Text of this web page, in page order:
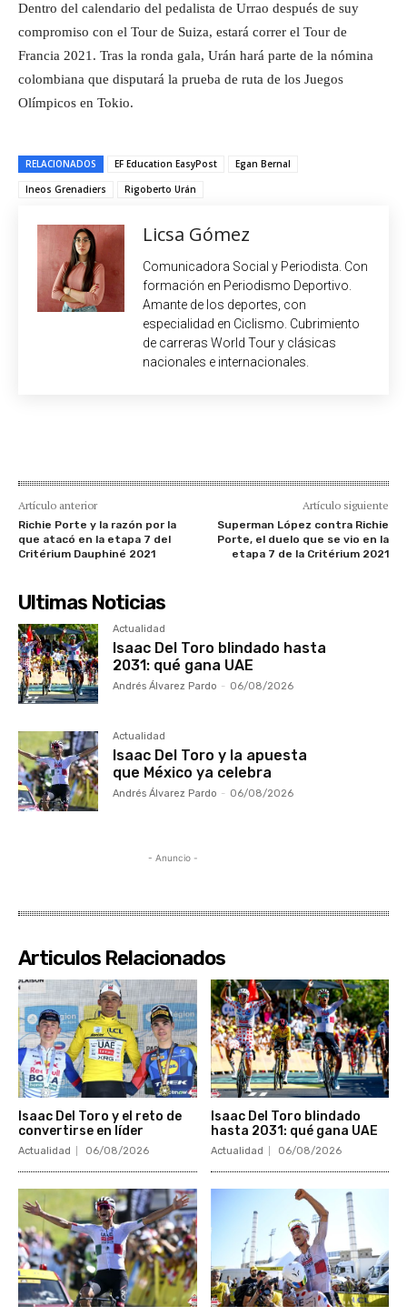
Dentro del calendario del pedalista de Urrao después de suy
compromiso con el Tour de Suiza, estará correr el Tour de
Francia 2021. Tras la ronda gala, Urán hará parte de la nómina
colombiana que disputará la prueba de ruta de los Juegos
Olímpicos en Tokio.
RELACIONADOS EF Education EasyPost
Egan Bernal
Ineos Grenadiers
Rigoberto Urán
Licsa Gómez
Comunicadora Social y Periodista. Con
formación en Periodismo Deportivo.
Amante de los deportes, con
especialidad en Ciclismo. Cubrimiento
de carreras World Tour y clásicas
nacionales e internacionales.
Artículo anterior
Richie Porte y la razón por la
que atacó en la etapa 7 del
Critérium Dauphiné 2021
Artículo siguiente
Superman López contra Richie
Porte, el duelo que se vio en la
etapa 7 de la Critérium 2021
Ultimas Noticias
Actualidad
Isaac Del Toro blindado hasta
2031: qué gana UAE
Andrés Álvarez Pardo - 06/08/2026
Actualidad
Isaac Del Toro y la apuesta
que México ya celebra
Andrés Álvarez Pardo - 06/08/2026
- Anuncio -
Articulos Relacionados
Isaac Del Toro y el reto de
convertirse en líder
Actualidad 06/08/2026
Isaac Del Toro blindado
hasta 2031: qué gana UAE
Actualidad 06/08/2026